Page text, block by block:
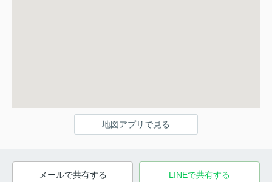
地図アプリで見る
メールで共有する LINEで共有する